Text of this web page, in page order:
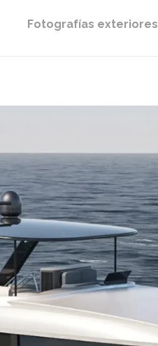
Fotografías exteriores